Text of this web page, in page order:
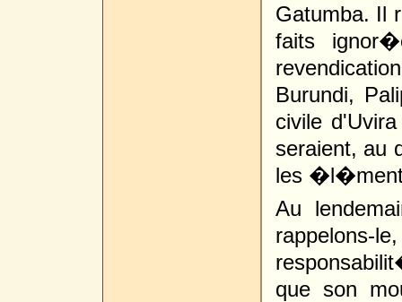
Gatumba. Il
faits
Burundi,
civile
seraient, au
les
Au
que son